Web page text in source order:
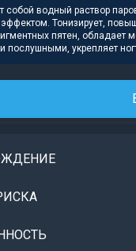
собой водный раствор
Тонизирует,
пятен,
послушными, укрепляет